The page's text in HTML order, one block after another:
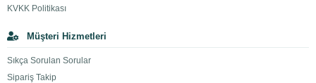
KVKK Politikası
Müşteri Hizmetleri
Sıkça Sorulan Sorular
Sipariş Takip